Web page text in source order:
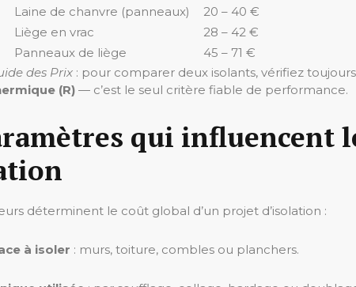
Laine de chanvre (panneaux)
20 – 40 €
Liège en vrac
28 – 42 €
Panneaux de liège
45 – 71 €
des Prix : pour comparer deux isolants, vérifiez
(R) — c’est le seul critère fiable de performance.
qui influencent
déterminent le coût global d’un projet d’isolation :
à isoler : murs, toiture, combles ou planchers.